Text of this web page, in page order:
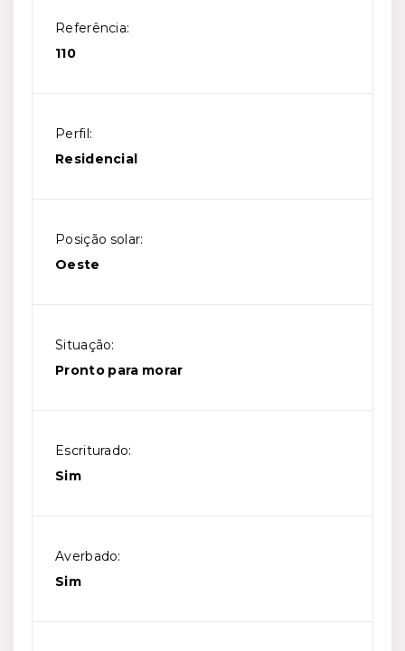
Referência:
110
Perfil:
Residencial
Posição solar:
Oeste
Situação:
Pronto para morar
Escriturado:
Sim
Averbado:
Sim